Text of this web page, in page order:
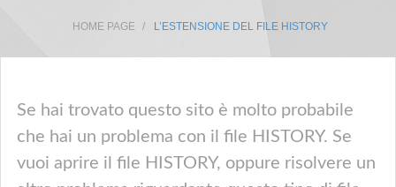
HOME PAGE L’ESTENSIONE DEL FILE HISTORY
Se hai trovato questo sito è molto probabile
che hai un problema con il file HISTORY. Se
vuoi aprire il file HISTORY, oppure risolvere un